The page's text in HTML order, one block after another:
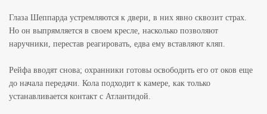
Глаза Шеппарда устремляются к двери, в них явно сквозит страх.
Но он выпрямляется в своем кресле, насколько позволяют
наручники, перестав реагировать, едва ему вставляют кляп.
Рейфа вводят снова; охранники готовы освободить его от оков еще
до начала передачи. Кола подходит к камере, как только
устанавливается контакт с Атлантидой.